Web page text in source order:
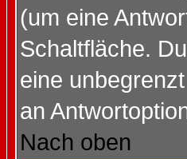
(um eine
Schaltfläche.
eine
an
Nach oben